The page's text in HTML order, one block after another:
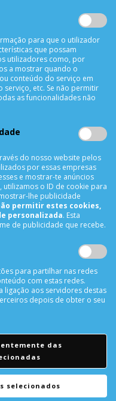
SUBSCREVER
CellRepair - Telemóveis,
Lda.
agilstore
para que o utilizador
que possam
utilizadores como, por
a mostrar quando o
conteúdo do serviço em
etc. Se não permitir
as funcionalidades não
do nosso website pelos
por essas empresas
e mostrar-te anúncios
utilizamos o ID de cookie para
lhe publicidade
permitir estes cookies,
personalizada. Esta
de publicidade que recebe.
para partilhar nas redes
com estas redes.
ligação aos servidores destas
depois de obter o seu
das
selecionados